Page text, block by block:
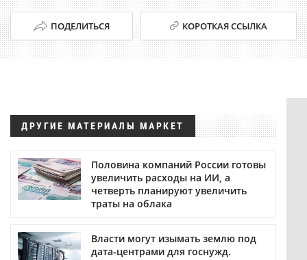
ПОДЕЛИТЬСЯ КОРОТКАЯ ССЫЛКА
ДРУГИЕ МАТЕРИАЛЫ МАРКЕТ
Половина компаний России готовы
увеличить расходы на ИИ, а
четверть планируют увеличить
траты на облака
Власти могут изымать землю под
дата-центрами для госнужд.